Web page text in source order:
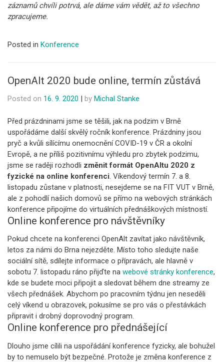
záznamů chvíli potrvá, ale dáme vám vědět, až to všechno
zpracujeme.
Posted in Konference
OpenAlt 2020 bude online, termín zůstává
Posted on 16. 9. 2020 by Michal Stanke
Před prázdninami jsme se těšili, jak na podzim v Brně
uspořádáme další skvělý ročník konference. Prázdniny jsou
pryč a kvůli sílícímu onemocnění COVID-19 v ČR a okolní
Evropě, a ne příliš pozitivnímu výhledu pro zbytek podzimu,
jsme se raději rozhodli změnit formát OpenAltu 2020 z
fyzické na online konferenci. Víkendový termín 7. a 8.
listopadu zůstane v platnosti, nesejdeme se na FIT VUT v Brně,
ale z pohodlí našich domovů se přímo na webových stránkách
konference připojíme do virtuálních přednáškových místností.
Online konference pro návštěvníky
Pokud chcete na konferenci OpenAlt zavítat jako návštěvník,
letos za námi do Brna nejezděte. Místo toho sledujte naše
sociální sítě, sdílejte informace o přípravách, ale hlavně v
sobotu 7. listopadu ráno přijďte na webové stránky konference,
kde se budete moci připojit a sledovat během dne streamy ze
všech přednášek. Abychom po pracovním týdnu jen neseděli
celý víkend u obrazovek, pokusíme se pro vás o přestávkách
připravit i drobný doprovodný program.
Online konference pro přednášející
Dlouho jsme cílili na uspořádání konference fyzicky, ale bohužel
by to nemuselo být bezpečné. Protože je změna konference z